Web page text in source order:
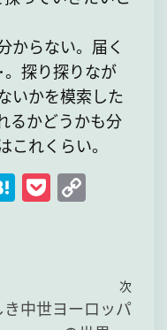
からない。届く
。探り探りなが
いかを模索した
るかどうかも分
これくらい。
H
at
a
P
o
et Li
次
の
次
き中世ヨーロッパ